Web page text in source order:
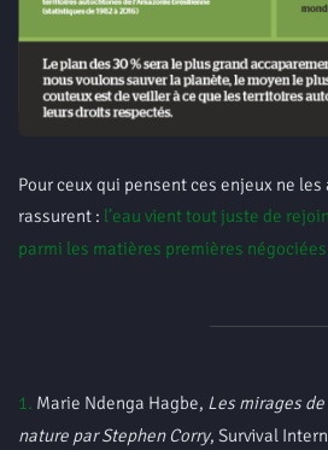
Pour ceux qui pensent ces enjeux ne
rassurent : l’eau vient tout juste de
parmi les matières premières
1. Marie Ndenga Hagbe, Les mirages
nature par Stephen Corry, Survival